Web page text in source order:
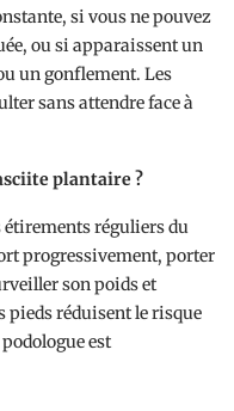
si vous ne pouvez
ou si apparaissent un
un gonflement. Les
sans attendre face à
plantaire ?
étirements réguliers du
progressivement, porter
son poids et
pieds réduisent le risque
est